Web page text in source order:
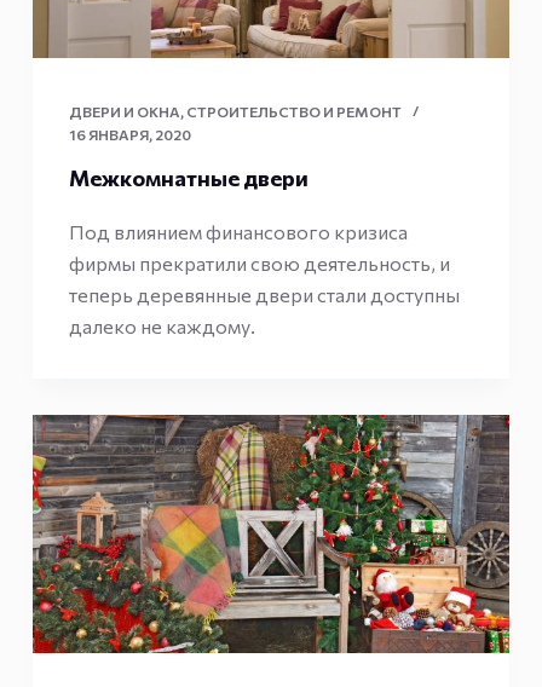
ДВЕРИ И ОКНА, СТРОИТЕЛЬСТВО И РЕМОНТ
16 ЯНВАРЯ, 2020
Межкомнатные двери
Под влиянием финансового кризиса
фирмы прекратили свою деятельность, и
теперь деревянные двери стали доступны
далеко не каждому.